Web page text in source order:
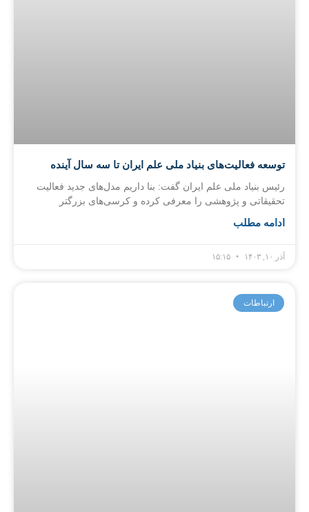
توسعه فعالیت‌های بنیاد ملی علم ایران تا سه سال آینده
رئیس بنیاد ملی علم ایران گفت: بنا داریم مدل‌های جدید فعالیت
تحقیقاتی و پژوهشی را معرفی کرده و کرسی‌های بزرگتر
ادامه مطلب
آذر ۱۰, ۱۴۰۳
ارتباطات